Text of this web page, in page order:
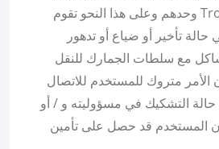
وحدهم وعلى هذا النحو تقوم Troov لا يمكن تحمل أي
تأخير أو ضياع أو تدهور
مع سلطات الجمارك للنقل
الأمر متروك للمستخدم للاتصال
التشكيك في مسؤوليته و / أو
المستخدم قد حصل على تأمين